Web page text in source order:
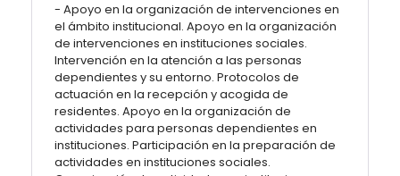
- Apoyo en la organización de intervenciones en
el ámbito institucional. Apoyo en la organización
de intervenciones en instituciones sociales.
Intervención en la atención a las personas
dependientes y su entorno. Protocolos de
actuación en la recepción y acogida de
residentes. Apoyo en la organización de
actividades para personas dependientes en
instituciones. Participación en la preparación de
actividades en instituciones sociales.